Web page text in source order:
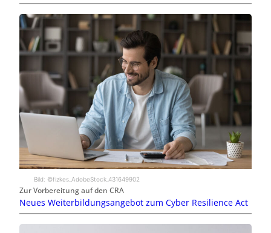
Bild: ©fizkes_AdobeStock_431649902
Zur Vorbereitung auf den CRA
Neues Weiterbildungsangebot zum Cyber Resilience Act